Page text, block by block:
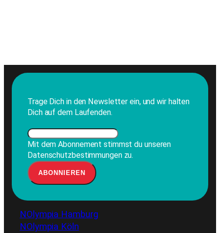
Trage Dich in den Newsletter ein, und wir halten
Dich auf dem Laufenden.
Mit dem Abonnement stimmst du unseren
Datenschutzbestimmungen zu.
NOlympia Hamburg
NOlympia Köln